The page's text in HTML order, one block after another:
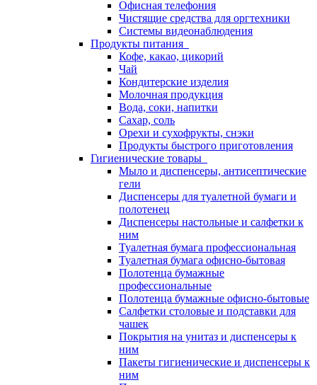
Офисная телефония
Чистящие средства для оргтехники
Системы видеонаблюдения
Продукты питания
Кофе, какао, цикорий
Чай
Кондитерские изделия
Молочная продукция
Вода, соки, напитки
Сахар, соль
Орехи и сухофрукты, снэки
Продукты быстрого приготовления
Гигиенические товары
Мыло и диспенсеры, антисептические
гели
Диспенсеры для туалетной бумаги и
полотенец
Диспенсеры настольные и салфетки к
ним
Туалетная бумага профессиональная
Туалетная бумага офисно-бытовая
Полотенца бумажные
профессиональные
Полотенца бумажные офисно-бытовые
Салфетки столовые и подставки для
чашек
Покрытия на унитаз и диспенсеры к
ним
Пакеты гигиенические и диспенсеры к
ним